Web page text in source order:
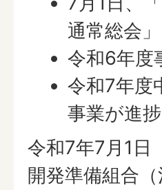
通常総会
令和6年度
令和7年度
事業が進捗
令和7年7月1日
開発準備組合